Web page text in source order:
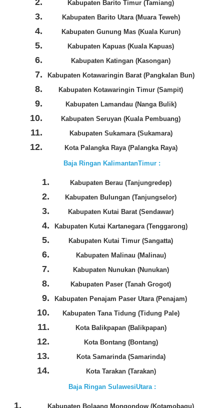
Kabupaten Barito Timur (Tamiang)
Kabupaten Barito Utara (Muara Teweh)
Kabupaten Gunung Mas (Kuala Kurun)
Kabupaten Kapuas (Kuala Kapuas)
Kabupaten Katingan (Kasongan)
Kabupaten Kotawaringin Barat (Pangkalan Bun)
Kabupaten Kotawaringin Timur (Sampit)
Kabupaten Lamandau (Nanga Bulik)
Kabupaten Seruyan (Kuala Pembuang)
Kabupaten Sukamara (Sukamara)
Kota Palangka Raya (Palangka Raya)
Baja Ringan KalimantanTimur :
Kabupaten Berau (Tanjungredep)
Kabupaten Bulungan (Tanjungselor)
Kabupaten Kutai Barat (Sendawar)
Kabupaten Kutai Kartanegara (Tenggarong)
Kabupaten Kutai Timur (Sangatta)
Kabupaten Malinau (Malinau)
Kabupaten Nunukan (Nunukan)
Kabupaten Paser (Tanah Grogot)
Kabupaten Penajam Paser Utara (Penajam)
Kabupaten Tana Tidung (Tidung Pale)
Kota Balikpapan (Balikpapan)
Kota Bontang (Bontang)
Kota Samarinda (Samarinda)
Kota Tarakan (Tarakan)
Baja Ringan SulawesiUtara :
Kabupaten Bolaang Mongondow (Kotamobagu)